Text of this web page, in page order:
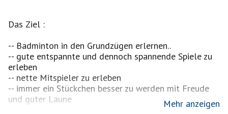
Das Ziel :
-- Badminton in den Grundzügen erlernen..
-- gute entspannte und dennoch spannende Spiele zu
erleben
-- nette Mitspieler zu erleben
-- immer ein Stückchen besser zu werden mit Freude
und guter Laune
Mehr anzeigen